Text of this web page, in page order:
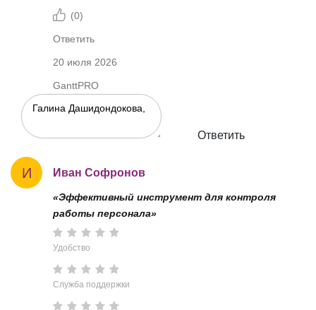
(0)
Ответить
20 июля 2026
GanttPRO
Ответить
И Иван Софронов
«Эффективный инструмент для контроля
работы персонала»
Удобство
Служба поддержки